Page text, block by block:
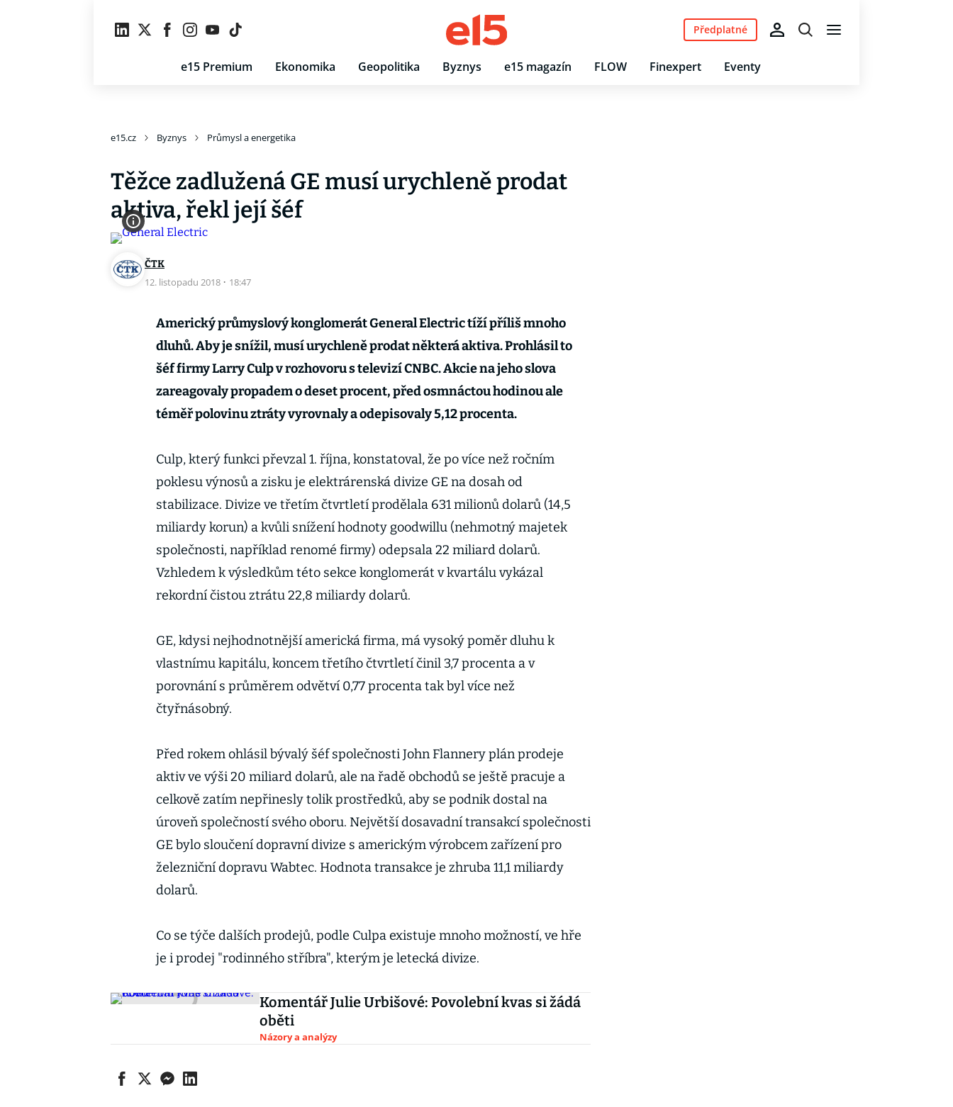
e15 Premium Ekonomika Geopolitika Byznys e15 magazín FLOW Finexpert Eventy
Předplatné
e15.cz Byznys Průmysl a energetika
Těžce zadlužená GE musí urychleně prodat
aktiva, řekl její šéf
ČTK
12. listopadu 2018 · 18:47
Americký průmyslový konglomerát General Electric tíží příliš mnoho
dluhů. Aby je snížil, musí urychleně prodat některá aktiva. Prohlásil to
šéf firmy Larry Culp v rozhovoru s televizí CNBC. Akcie na jeho slova
zareagovaly propadem o deset procent, před osmnáctou hodinou ale
téměř polovinu ztráty vyrovnaly a odepisovaly 5,12 procenta.
Culp, který funkci převzal 1. října, konstatoval, že po více než ročním
poklesu výnosů a zisku je elektrárenská divize GE na dosah od
stabilizace. Divize ve třetím čtvrtletí prodělala 631 milionů dolarů (14,5
miliardy korun) a kvůli snížení hodnoty goodwillu (nehmotný majetek
společnosti, například renomé firmy) odepsala 22 miliard dolarů.
Vzhledem k výsledkům této sekce konglomerát v kvartálu vykázal
rekordní čistou ztrátu 22,8 miliardy dolarů.
GE, kdysi nejhodnotnější americká firma, má vysoký poměr dluhu k
vlastnímu kapitálu, koncem třetího čtvrtletí činil 3,7 procenta a v
porovnání s průměrem odvětví 0,77 procenta tak byl více než
čtyřnásobný.
Před rokem ohlásil bývalý šéf společnosti John Flannery plán prodeje
aktiv ve výši 20 miliard dolarů, ale na řadě obchodů se ještě pracuje a
celkově zatím nepřinesly tolik prostředků, aby se podnik dostal na
úroveň společností svého oboru. Největší dosavadní transakcí společnosti
GE bylo sloučení dopravní divize s americkým výrobcem zařízení pro
železniční dopravu Wabtec. Hodnota transakce je zhruba 11,1 miliardy
dolarů.
Co se týče dalších prodejů, podle Culpa existuje mnoho možností, ve hře
je i prodej "rodinného stříbra", kterým je letecká divize.
Komentář Julie Urbišové: Povolební kvas si žádá
oběti
Názory a analýzy